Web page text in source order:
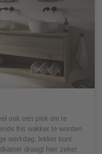
ook een plek om te
fris wakker te worden
werkdag, lekker kunt
draagt hier zeker